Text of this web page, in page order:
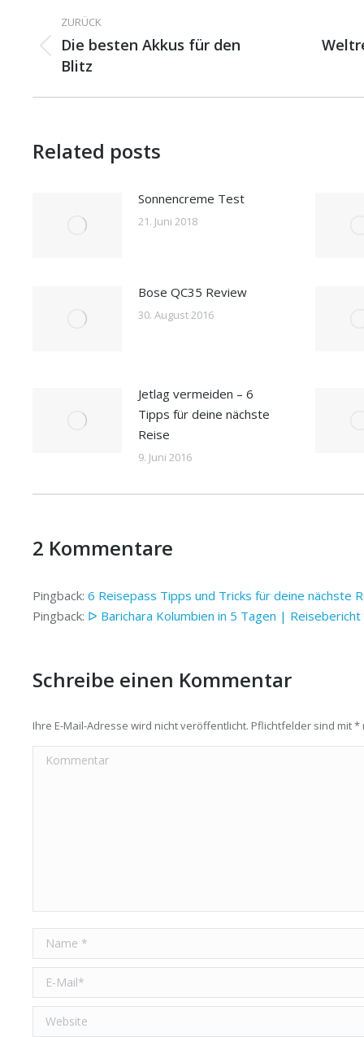
Kommentarnavigation
ZURÜCK
Vorheriger
Beitrag:
Die besten Akkus für den
Blitz
Related posts
Sonnencreme Test
21. Juni 2018
Bose QC35 Review
30. August 2016
Jetlag vermeiden – 6
Tipps für deine nächste
Reise
9. Juni 2016
2 Kommentare
Pingback: 6 Reisepass Tipps und Tricks für deine nächste
Pingback: ᐅ Barichara Kolumbien in 5 Tagen |
Schreibe einen Kommentar
Ihre E-Mail-Adresse wird nicht veröffentlicht. Pflichtfelder sind mit*
Kommentar
Name *
E-Mail *
Website